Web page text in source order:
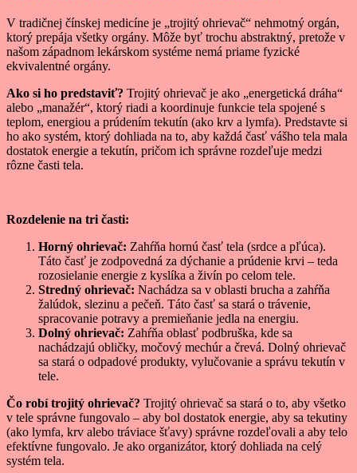
V tradičnej čínskej medicíne je „trojitý ohrievač“ nehmotný orgán,
ktorý prepája všetky orgány. Môže byť trochu abstraktný, pretože v
našom západnom lekárskom systéme nemá priame fyzické
ekvivalentné orgány.
Ako si ho predstaviť? Trojitý ohrievač je ako „energetická dráha“
alebo „manažér“, ktorý riadi a koordinuje funkcie tela spojené s
teplom, energiou a prúdením tekutín (ako krv a lymfa). Predstavte si
ho ako systém, ktorý dohliada na to, aby každá časť vášho tela mala
dostatok energie a tekutín, pričom ich správne rozdeľuje medzi
rôzne časti tela.
Rozdelenie na tri časti:
Horný ohrievač: Zahŕňa hornú časť tela (srdce a pľúca).
Táto časť je zodpovedná za dýchanie a prúdenie krvi – teda
rozosielanie energie z kyslíka a živín po celom tele.
Stredný ohrievač: Nachádza sa v oblasti brucha a zahŕňa
žalúdok, slezinu a pečeň. Táto časť sa stará o trávenie,
spracovanie potravy a premieňanie jedla na energiu.
Dolný ohrievač: Zahŕňa oblasť podbruška, kde sa
nachádzajú obličky, močový mechúr a črevá. Dolný ohrievač
sa stará o odpadové produkty, vylučovanie a správu tekutín v
tele.
Čo robí trojitý ohrievač? Trojitý ohrievač sa stará o to, aby všetko
v tele správne fungovalo – aby bol dostatok energie, aby sa tekutiny
(ako lymfa, krv alebo tráviace šťavy) správne rozdeľovali a aby telo
efektívne fungovalo. Je ako organizátor, ktorý dohliada na celý
systém tela.